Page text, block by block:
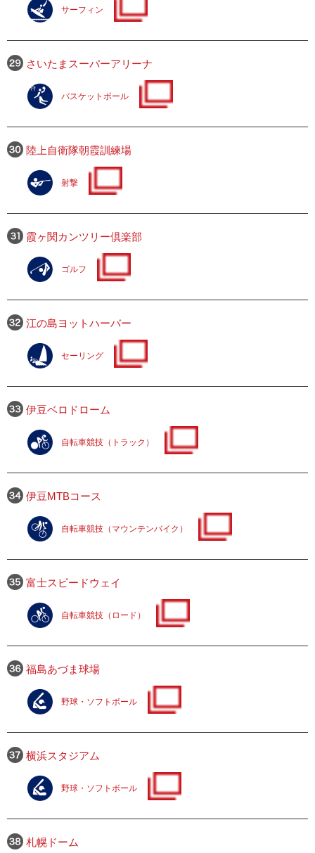
サーフィン
さいたまスーパーアリーナ
バスケットボール
陸上自衛隊朝霞訓練場
射撃
霞ヶ関カンツリー倶楽部
ゴルフ
江の島ヨットハーバー
セーリング
伊豆ベロドローム
自転車競技（トラック）
伊豆MTBコース
自転車競技（マウンテンバイク）
富士スピードウェイ
自転車競技（ロード）
福島あづま球場
野球・ソフトボール
横浜スタジアム
野球・ソフトボール
札幌ドーム